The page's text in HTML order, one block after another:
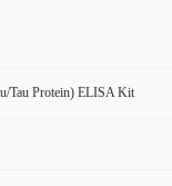
Tau Protein) ELISA Kit